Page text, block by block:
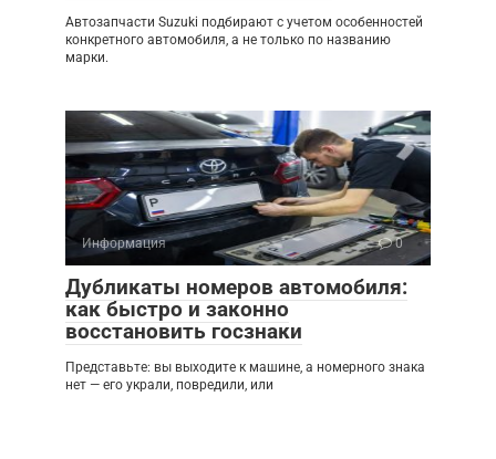
Автозапчасти Suzuki подбирают с учетом особенностей
конкретного автомобиля, а не только по названию
марки.
Информация 0
Дубликаты номеров автомобиля:
как быстро и законно
восстановить госзнаки
Представьте: вы выходите к машине, а номерного знака
нет — его украли, повредили, или